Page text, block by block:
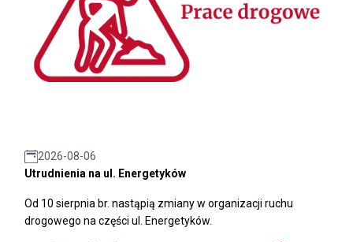
2026-08-06
Utrudnienia na ul. Energetyków
Od 10 sierpnia br. nastąpią zmiany w organizacji ruchu
drogowego na części ul. Energetyków.